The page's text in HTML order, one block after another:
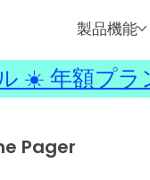
製品機能
Pager
☀️ 年額プラ